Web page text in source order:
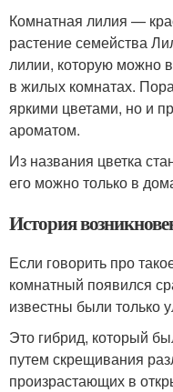
Комнатная лилия —
растение семейства
лилии, которую можно
в жилых комнатах.
яркими цветами, но и
ароматом.
Из названия цветка
его можно только в
История
Если говорить про
комнатный появился
известны были только
Это гибрид, который
путем скрещивания
произрастающих в